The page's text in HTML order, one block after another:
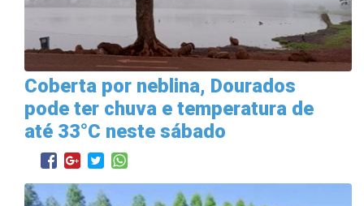
Coberta por neblina, Dourados
pode ter chuva e temperatura de
até 33°C neste sábado